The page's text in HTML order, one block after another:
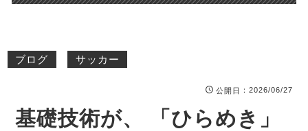
ブログ サッカー
公開日 ：2026/06/27
基礎技術が、 「ひらめき」